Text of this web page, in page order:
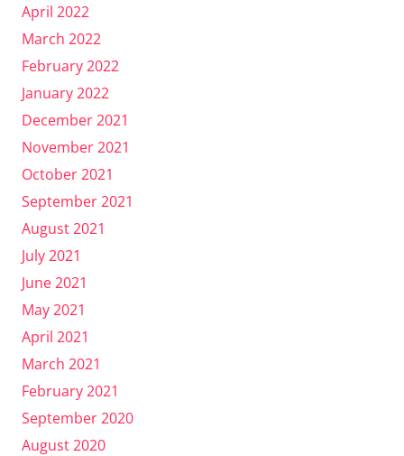
April 2022
March 2022
February 2022
January 2022
December 2021
November 2021
October 2021
September 2021
August 2021
July 2021
June 2021
May 2021
April 2021
March 2021
February 2021
September 2020
August 2020